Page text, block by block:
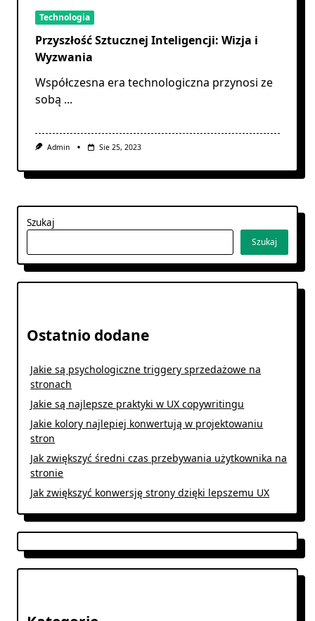
Technologia
Przyszłość Sztucznej Inteligencji: Wizja i
Wyzwania
Współczesna era technologiczna przynosi ze
sobą ...
Admin Sie 25, 2023
Szukaj
Szukaj
Ostatnio dodane
Jakie są psychologiczne triggery sprzedażowe na
stronach
Jakie są najlepsze praktyki w UX copywritingu
Jakie kolory najlepiej konwertują w projektowaniu
stron
Jak zwiększyć średni czas przebywania użytkownika na
stronie
Jak zwiększyć konwersję strony dzięki lepszemu UX